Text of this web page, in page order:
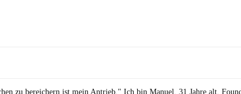
zu bereichern ist mein Antrieb." Ich bin Manuel, 31 Jahre alt,